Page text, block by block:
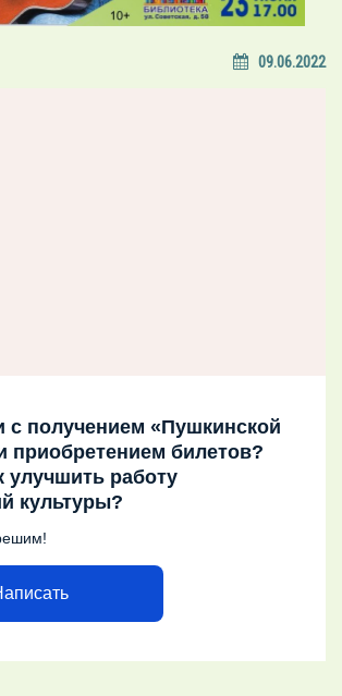
09.06.2022
с получением «Пушкинской
приобретением билетов?
улучшить работу
культуры?